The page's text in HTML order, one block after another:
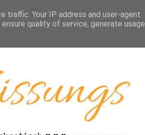
traffic. Your IP address and user-agent
quality of service, generate usage